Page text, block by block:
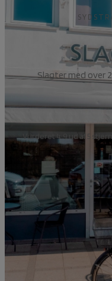
Slagter med over
Vurderet 4.9 ud af 5